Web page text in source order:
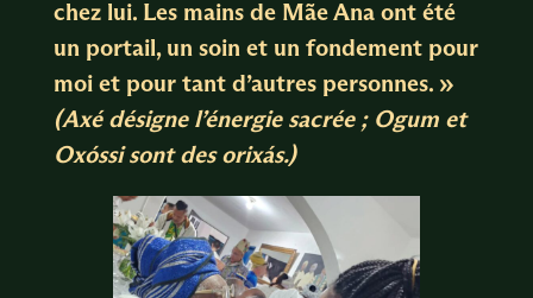
chez lui. Les mains de Mãe Ana ont été
un portail, un soin et un fondement pour
moi et pour tant d’autres personnes. »
(Axé désigne l’énergie sacrée ; Ogum et
Oxóssi sont des orixás.)